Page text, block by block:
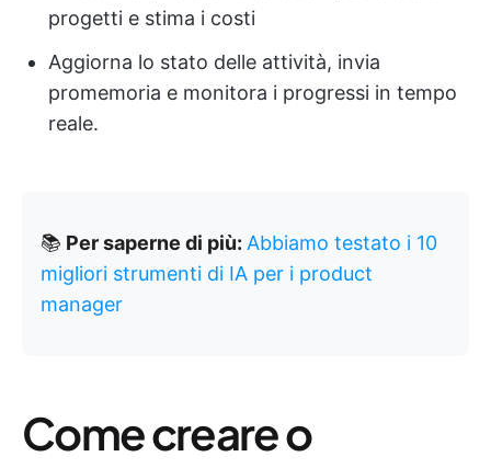
progetti e stima i costi
Aggiorna lo stato delle attività, invia
promemoria e monitora i progressi in tempo
reale.
📚 Per saperne di più: Abbiamo testato i 10
migliori strumenti di IA per i product
manager
Come creare o